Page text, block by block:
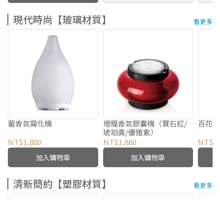
現代時尚【玻璃材質】 看更多
蕾香氛霧化機
NT$1,880
加入購物車
燈籠香氛膠囊機（寶石紅/
琥珀黃/優雅紫）
NT$1,880
加入購物車
百花
清新簡約【塑膠材質】 看更多